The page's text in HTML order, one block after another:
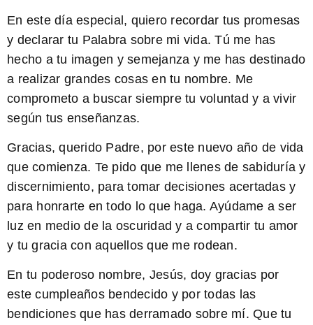
En este día especial, quiero recordar tus promesas
y declarar tu Palabra sobre mi vida.Tú me has
hecho a tu imagen y semejanza y me has destinado
a realizar grandes cosas en tu nombre. Me
comprometo a buscar siempre tu voluntad y a vivir
según tus enseñanzas.
Gracias, querido Padre, por este nuevo año de vida
que comienza. Te pido que me llenes de sabiduría y
discernimiento, para tomar decisiones acertadas y
para honrarte en todo lo que haga. Ayúdame a ser
luz en medio de la oscuridad y a compartir tu amor
y tu gracia con aquellos que me rodean.
En tu poderoso nombre, Jesús, doy gracias por
este cumpleaños bendecido y por todas las
bendiciones que has derramado sobre mí. Que tu